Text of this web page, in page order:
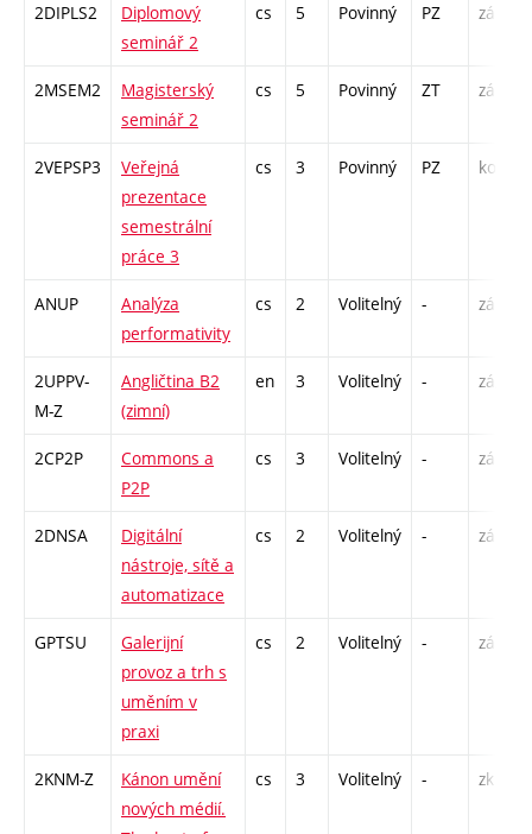
2DIPLS2
Diplomový
seminář 2
cs 5 Povinný PZ zá
2MSEM2
Magisterský
seminář 2
cs 5 Povinný ZT zá
2VEPSP3
Veřejná
prezentace
semestrální
práce 3
cs 3 Povinný PZ kol
ANUP
Analýza
performativity
cs 2 Volitelný - zá
2UPPV-
M-Z
Angličtina B2
(zimní)
en 3 Volitelný - zá,zk
2CP2P
Commons a
P2P
cs 3 Volitelný - zá
2DNSA
Digitální
nástroje, sítě a
automatizace
cs 2 Volitelný - zá
GPTSU
Galerijní
provoz a trh s
uměním v
praxi
cs 2 Volitelný - zá
2KNM-Z
Kánon umění
nových médií.
cs 3 Volitelný - zk